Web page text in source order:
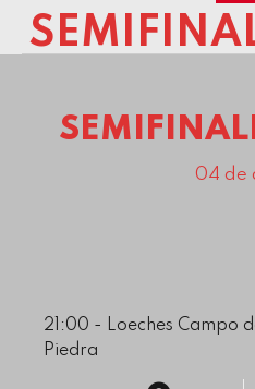
04 de
21:00 - Loeches Campo
Piedra
0
1
3
8